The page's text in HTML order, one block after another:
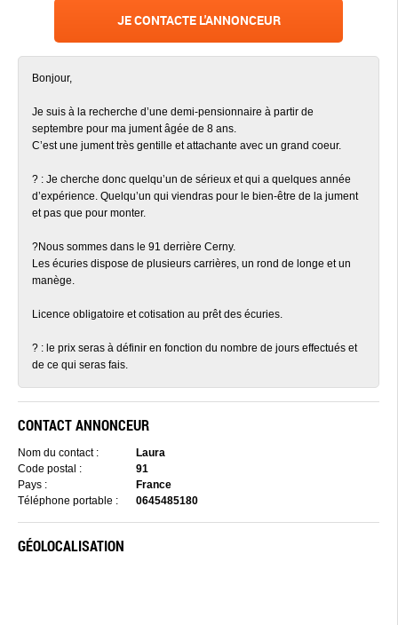
JE CONTACTE L'ANNONCEUR
Bonjour,
Je suis à la recherche d’une demi-pensionnaire à partir de
septembre pour ma jument âgée de 8 ans.
C’est une jument très gentille et attachante avec un grand coeur.
? : Je cherche donc quelqu’un de sérieux et qui a quelques année
d’expérience. Quelqu’un qui viendras pour le bien-être de la jument
et pas que pour monter.
?Nous sommes dans le 91 derrière Cerny.
Les écuries dispose de plusieurs carrières, un rond de longe et un
manège.
Licence obligatoire et cotisation au prêt des écuries.
? : le prix seras à définir en fonction du nombre de jours effectués et
de ce qui seras fais.
CONTACT ANNONCEUR
Nom du contact :
Laura
Code postal :
91
Pays :
France
Téléphone portable :
0645485180
GÉOLOCALISATION